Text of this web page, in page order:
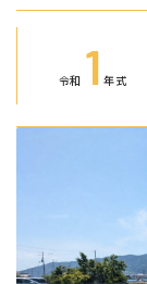
令和 1 年式